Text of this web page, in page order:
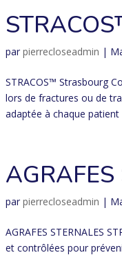
parpierrecloseadmin |
STRACOS™ Strasbourg
lors de fractures ou de
adaptée à chaque patient
parpierrecloseadmin |
AGRAFES STERNALES
et contrôlées pour